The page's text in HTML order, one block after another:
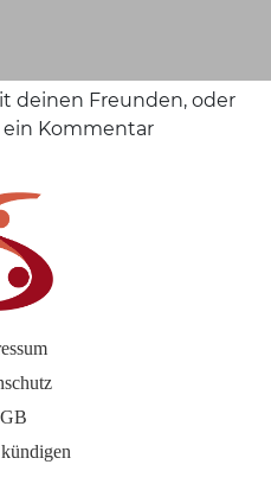
deinen Freunden, oder
ein Kommentar